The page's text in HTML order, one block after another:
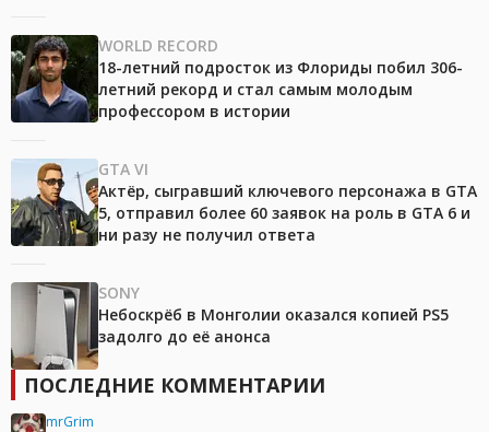
WORLD RECORD
18-летний подросток из Флориды побил 306-
летний рекорд и стал самым молодым
профессором в истории
GTA VI
Актёр, сыгравший ключевого персонажа в GTA
5, отправил более 60 заявок на роль в GTA 6 и
ни разу не получил ответа
SONY
Небоскрёб в Монголии оказался копией PS5
задолго до её анонса
ПОСЛЕДНИЕ КОММЕНТАРИИ
mrGrim